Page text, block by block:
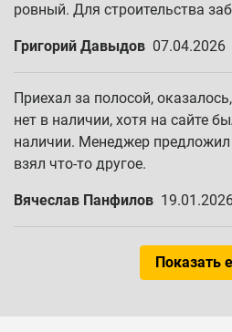
ровный. Для строительства
Григорий Давыдов 07.04.2026
Приехал за полосой,
нет в наличии, хотя на сайте
наличии. Менеджер предложил
взял что-то другое.
Вячеслав Панфилов
Показать